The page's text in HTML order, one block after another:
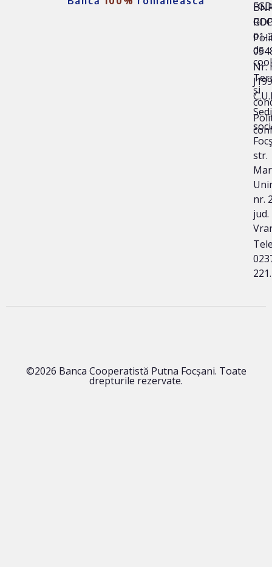
01-
Nr.
str.
nr.
jud.
de
și
©2026 Banca Cooperatistă Putna Focșani. Toate
drepturile rezervate.